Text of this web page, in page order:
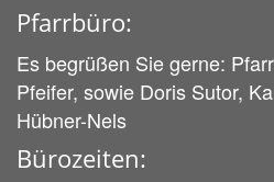
Pfarrbüro:
Es begrüßen Sie gerne:
Pfeifer, sowie Doris Sutor,
Hübner-Nels
Bürozeiten: